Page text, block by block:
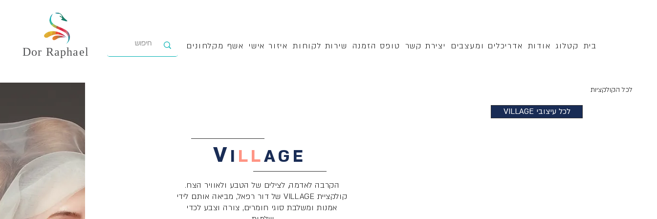
Dor Raphael בית קטלוג אודות אדריכלים ומעצבים יצירת קשר טופס הזמנה שירות לקוחות איזור אישי אשף מקלחונים
VI LLAGE
הקרבה לאדמה, לצילים של הטבע ולאוויר הצח.
קולקציית VILLAGE של דור רפאל, מביאה אותם לידי
אמנות ומשלבת סוגי חומרים, צורה וצבע לכדי
לכל הקולקציות
VILLAGE לכל עיצובי